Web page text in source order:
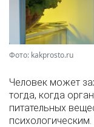
Фото: kakprosto.ru
Человек может
тогда, когда
питательных